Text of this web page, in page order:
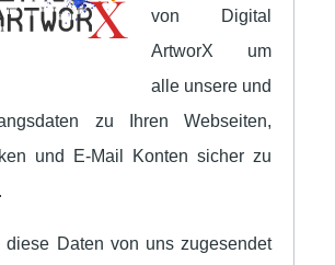
von Digital
ArtworX um
alle unsere und
zu Ihren Webseiten,
und E-Mail Konten sicher zu
diese Daten von uns zugesendet